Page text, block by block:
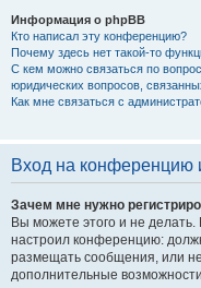
Информация о phpBB
Кто написал эту конференцию?
Почему здесь нет такой-то
С кем можно связаться по
юридических вопросов,
Как мне связаться с
Вход на конференцию
Зачем мне нужно
Вы можете этого и не делать.
настроил конференцию:
размещать сообщения, или
дополнительные